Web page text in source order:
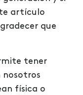
artículo
que
tener
física o